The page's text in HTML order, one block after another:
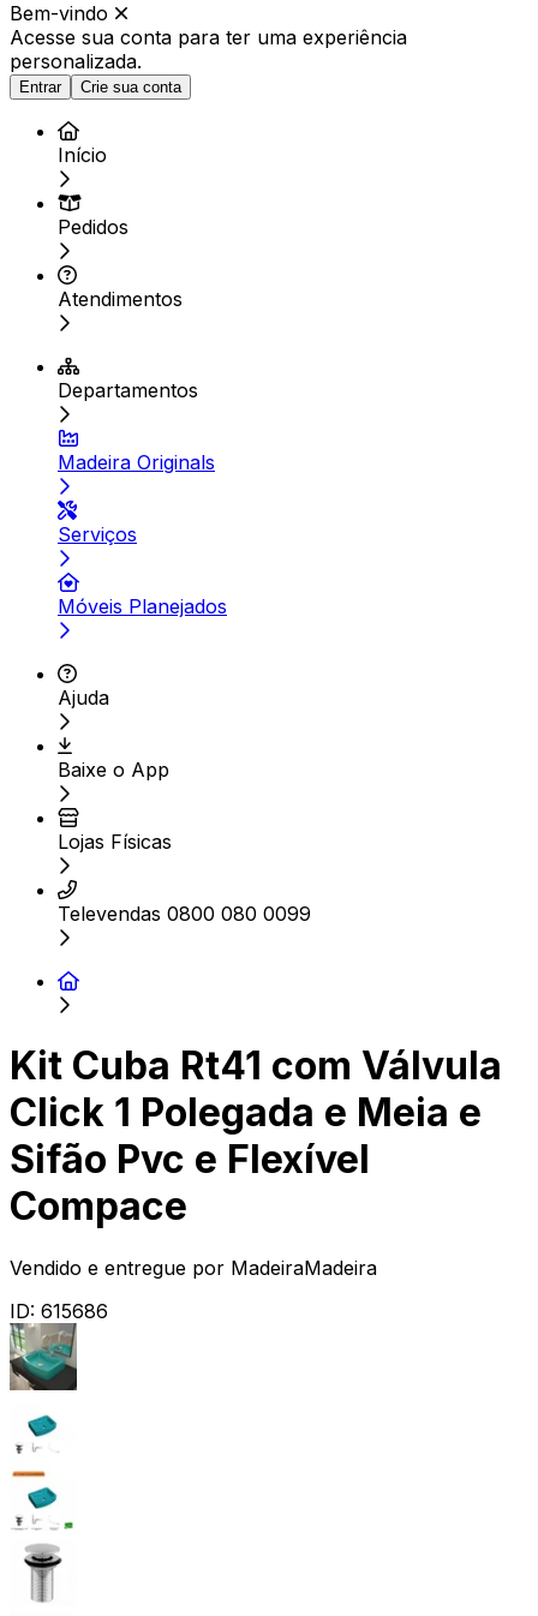
Bem-vindo
Acesse sua conta para ter uma experiência
personalizada.
Entrar Crie sua conta
Início
Pedidos
Atendimentos
Departamentos
Madeira Originals
Serviços
Móveis Planejados
Ajuda
Baixe o App
Lojas Físicas
Televendas 0800 080 0099
Kit Cuba Rt41 com Válvula
Click 1 Polegada e Meia e
Sifão Pvc e Flexível
Compace
Vendido e entregue por MadeiraMadeira
ID: 615686